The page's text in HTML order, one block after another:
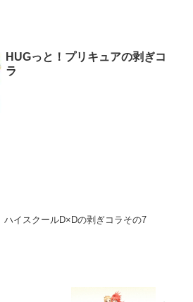
HUGっと！プリキュアの剥ぎコ
ラ
ハイスクールD×Dの剥ぎコラその7